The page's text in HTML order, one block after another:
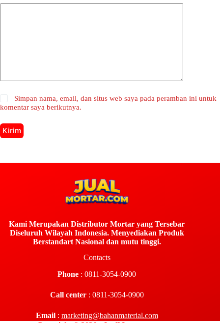
Simpan nama, email, dan situs web saya pada peramban ini untuk
komentar saya berikutnya.
Kirim
Kami Merupakan Distributor Mortar yang Tersebar
Diseluruh Wilayah Indonesia. Menyediakan Produk
Berstandart Nasional dan mutu tinggi.
Contacts
Phone : 0811-3054-0900
Call center : 0811-3054-0900
Email: marketing@bahanmaterial.com